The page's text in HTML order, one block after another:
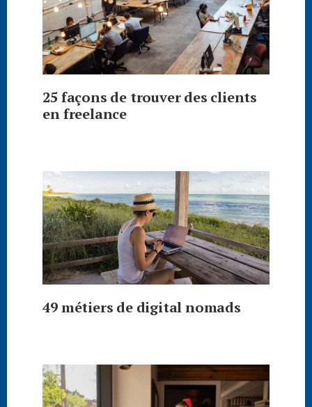
25 façons de trouver des clients
en freelance
49 métiers de digital nomads